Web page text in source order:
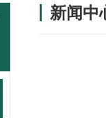
新闻中